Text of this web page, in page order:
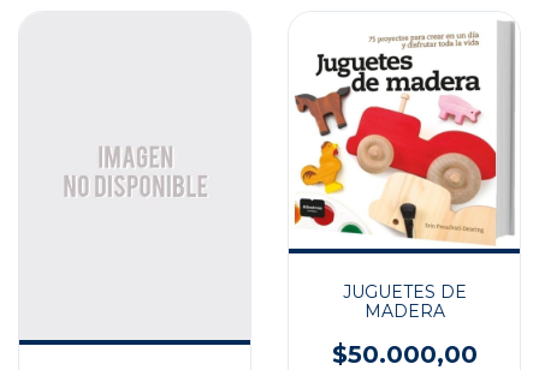
JUGUETES DE
MADERA
$50.000,00